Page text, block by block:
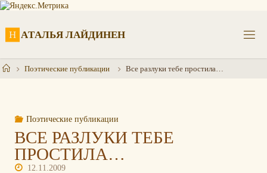
Перейти
Н АТАЛЬЯ ЛАЙДИНЕН
ГлавнаяПоэтические публикации Все разлуки тебе простила…
Поэтические публикации
ВСЕ РАЗЛУКИ ТЕБЕ
ПРОСТИЛА…
12.11.2009